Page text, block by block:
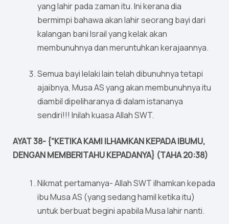
yang lahir pada zaman itu. Ini kerana dia
bermimpi bahawa akan lahir seorang bayi dari
kalangan bani Israil yang kelak akan
membunuhnya dan meruntuhkan kerajaannya.
Semua bayi lelaki lain telah dibunuhnya tetapi
ajaibnya, Musa AS yang akan membunuhnya itu
diambil dipeliharanya di dalam istananya
sendiri!!! Inilah kuasa Allah SWT.
AYAT 38- {“KETIKA KAMI ILHAMKAN KEPADA IBUMU,
DENGAN MEMBERITAHU KEPADANYA} (TAHA 20:38)
Nikmat pertamanya- Allah SWT ilhamkan kepada
ibu Musa AS (yang sedang hamil ketika itu)
untuk berbuat begini apabila Musa lahir nanti.